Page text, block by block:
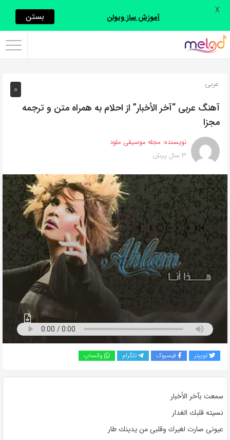
اشتراک
با
روش‌های
زیر
این
صفحه
را
با
دوستان
خود
به
اشتراک
بگذارید.
کپی
0 عربی
آهنگ عربی “آخر الأخبار” از احلام به همراه متن و ترجمه
مجزا
نویسنده: مجله موسیقی ملود
3 سال پیش
توییتر فیسبوک تلگرام واتساپ
سمعت بآخر الأخبار
نسيته قلبك الغدار
عيونى صارت لغيرك وقلبى من يدينك طار
آموزش ساز ویولن بستن X